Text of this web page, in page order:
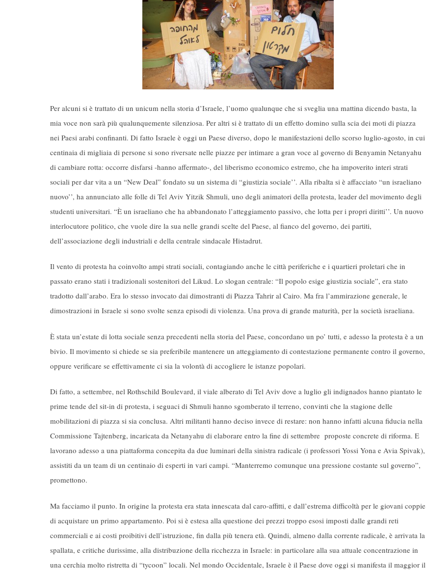
Per alcuni si è trattato di un unicum nella storia d’Israele, l’uomo qualunque che si sveglia una mattina dicendo basta, la
mia voce non sarà più qualunquemente silenziosa. Per altri si è trattato di un effetto domino sulla scia dei moti di piazza
nei Paesi arabi confinanti. Di fatto Israele è oggi un Paese diverso, dopo le manifestazioni dello scorso luglio-agosto, in cui
centinaia di migliaia di persone si sono riversate nelle piazze per intimare a gran voce al governo di Benyamin Netanyahu
di cambiare rotta: occorre disfarsi -hanno affermato-, del liberismo economico estremo, che ha impoverito interi strati
sociali per dar vita a un “New Deal” fondato su un sistema di “giustizia sociale’’. Alla ribalta si è affacciato “un israeliano
nuovo’’, ha annunciato alle folle di Tel Aviv Yitzik Shmuli, uno degli animatori della protesta, leader del movimento degli
studenti universitari. “È un israeliano che ha abbandonato l’atteggiamento passivo, che lotta per i propri diritti’’. Un nuovo
interlocutore politico, che vuole dire la sua nelle grandi scelte del Paese, al fianco del governo, dei partiti,
dell’associazione degli industriali e della centrale sindacale Histadrut.
Il vento di protesta ha coinvolto ampi strati sociali, contagiando anche le città periferiche e i quartieri proletari che in
passato erano stati i tradizionali sostenitori del Likud. Lo slogan centrale: “Il popolo esige giustizia sociale”, era stato
tradotto dall’arabo. Era lo stesso invocato dai dimostranti di Piazza Tahrir al Cairo. Ma fra l’ammirazione generale, le
dimostrazioni in Israele si sono svolte senza episodi di violenza. Una prova di grande maturità, per la società israeliana.
È stata un’estate di lotta sociale senza precedenti nella storia del Paese, concordano un po’ tutti, e adesso la protesta è a un
bivio. Il movimento si chiede se sia preferibile mantenere un atteggiamento di contestazione permanente contro il governo,
oppure verificare se effettivamente ci sia la volontà di accogliere le istanze popolari.
Di fatto, a settembre, nel Rothschild Boulevard, il viale alberato di Tel Aviv dove a luglio gli indignados hanno piantato le
prime tende del sit-in di protesta, i seguaci di Shmuli hanno sgomberato il terreno, convinti che la stagione delle
mobilitazioni di piazza si sia conclusa. Altri militanti hanno deciso invece di restare: non hanno infatti alcuna fiducia nella
Commissione Tajtenberg, incaricata da Netanyahu di elaborare entro la fine di settembre proposte concrete di riforma. E
lavorano adesso a una piattaforma concepita da due luminari della sinistra radicale (i professori Yossi Yona e Avia Spivak),
assistiti da un team di un centinaio di esperti in vari campi. “Manterremo comunque una pressione costante sul governo”,
promettono.
Ma facciamo il punto. In origine la protesta era stata innescata dal caro-affitti, e dall’estrema difficoltà per le giovani coppie
di acquistare un primo appartamento. Poi si è estesa alla questione dei prezzi troppo esosi imposti dalle grandi reti
commerciali e ai costi proibitivi dell’istruzione, fin dalla più tenera età. Quindi, almeno dalla corrente radicale, è arrivata la
spallata, e critiche durissime, alla distribuzione della ricchezza in Israele: in particolare alla sua attuale concentrazione in
una cerchia molto ristretta di “tycoon” locali. Nel mondo Occidentale, Israele è il Paese dove oggi si manifesta il maggior il